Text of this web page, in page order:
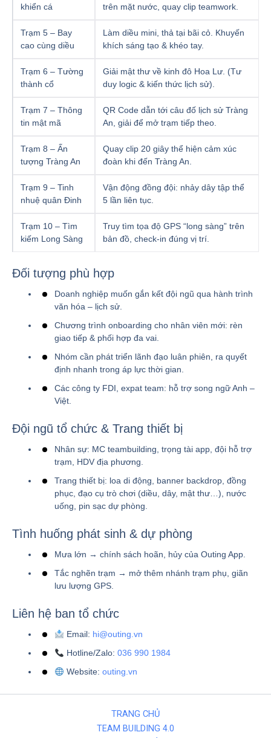
khiển cá
trên mặt nước, quay clip teamwork.
Trạm 5 – Bay
cao cùng diều
Làm diều mini, thả tại bãi cỏ. Khuyến
khích sáng tạo & khéo tay.
Trạm 6 – Tường
thành cổ
Giải mật thư về kinh đô Hoa Lư. (Tư
duy logic & kiến thức lịch sử).
Trạm 7 – Thông
tin mật mã
QR Code dẫn tới câu đố lịch sử Tràng
An, giải để mở trạm tiếp theo.
Trạm 8 – Ấn
tượng Tràng An
Quay clip 20 giây thể hiện cảm xúc
đoàn khi đến Tràng An.
Trạm 9 – Tinh
nhuệ quân Đinh
Vận động đồng đội: nhảy dây tập thể
5 lần liên tục.
Trạm 10 – Tìm
kiếm Long Sàng
Truy tìm tọa độ GPS “long sàng” trên
bản đồ, check-in đúng vị trí.
Đối tượng phù hợp
Doanh nghiệp muốn gắn kết đội ngũ qua hành trình
văn hóa – lịch sử.
Chương trình onboarding cho nhân viên mới: rèn
giao tiếp & phối hợp đa vai.
Nhóm cần phát triển lãnh đạo luân phiên, ra quyết
định nhanh trong áp lực thời gian.
Các công ty FDI, expat team: hỗ trợ song ngữ Anh –
Việt.
Đội ngũ tổ chức & Trang thiết bị
Nhân sự: MC teambuilding, trọng tài app, đội hỗ trợ
trạm, HDV địa phương.
Trang thiết bị: loa di động, banner backdrop, đồng
phục, đạo cụ trò chơi (diều, dây, mật thư…), nước
uống, pin sạc dự phòng.
Tình huống phát sinh & dự phòng
Mưa lớn → chính sách hoãn, hủy của Outing App.
Tắc nghẽn trạm → mở thêm nhánh trạm phụ, giãn
lưu lượng GPS.
Liên hệ ban tổ chức
Email: hi@outing.vn
Hotline/Zalo: 036 990 1984
Website: outing.vn
TRANG CHỦ
TEAM BUILDING 4.0